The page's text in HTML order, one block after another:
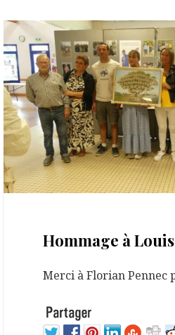
Hommage à
Merci à Florian Pennec